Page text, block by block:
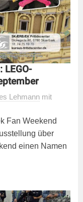
LEGO-
Lehmann mit
Fan Weekend
über
einen Namen